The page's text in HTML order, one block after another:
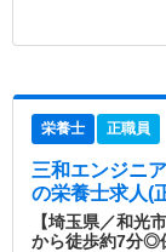
栄養士 正職員
三和エンジニ
の栄養士求人(
【埼玉県／和光
から徒歩約7分◎